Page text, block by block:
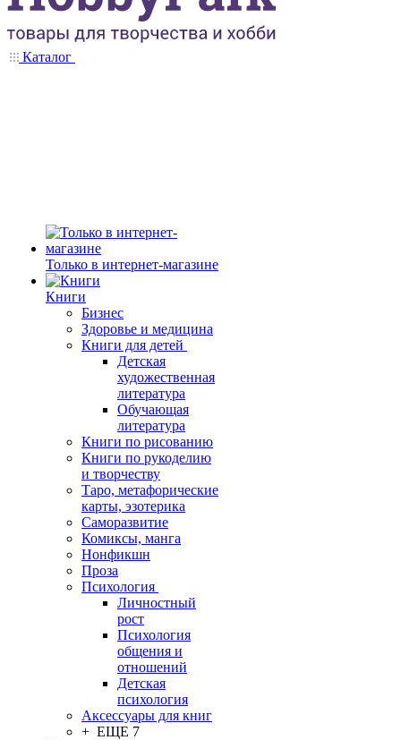
Каталог
Только в интернет-магазине
Книги
Бизнес
Здоровье и медицина
Книги для детей
Детская
художественная
литература
Обучающая
литература
Книги по рисованию
Книги по рукоделию
и творчеству
Таро, метафорические
карты, эзотерика
Саморазвитие
Комиксы, манга
Нонфикшн
Проза
Психология
Личностный
рост
Психология
общения и
отношений
Детская
психология
Аксессуары для книг
+ ЕЩЕ 7